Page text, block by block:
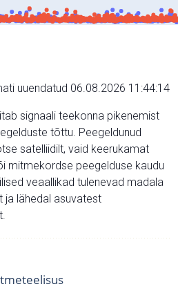
uuendatud 06.08.2026 11:44:14
signaali teekonna pikenemist
tõttu. Peegeldunud
satelliidilt, vaid keerukamat
mitmekordse peegelduse kaudu
veaallikad tulenevad madala
ja lähedal asuvatest